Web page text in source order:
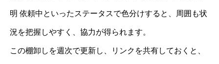
明 依頼中といったステータスで色分けすると、周囲も状
況を把握しやすく、協力が得られます。
この棚卸しを週次で更新し、リンクを共有しておくと、